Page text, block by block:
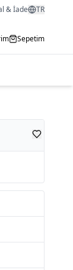
& İade TR
Sepetim